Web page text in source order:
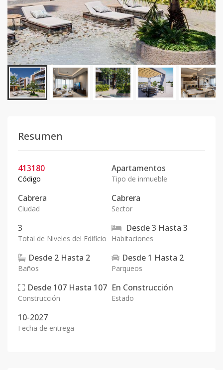
Resumen
413180
Código
Apartamentos
Tipo de inmueble
Cabrera
Ciudad
Cabrera
Sector
3
Total de Niveles del Edificio
Desde3 Hasta 3
Habitaciones
Desde 2 Hasta 2
Baños
Desde 1 Hasta 2
Parqueos
Desde 107 Hasta 107
Construcción
En Construcción
Estado
10-2027
Fecha de entrega